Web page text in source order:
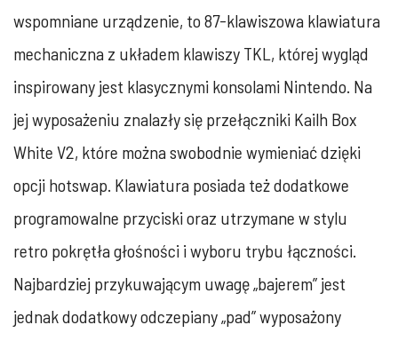
wspomniane urządzenie, to 87-klawiszowa klawiatura
mechaniczna z układem klawiszy TKL, której wygląd
inspirowany jest klasycznymi konsolami Nintendo. Na
jej wyposażeniu znalazły się przełączniki Kailh Box
White V2, które można swobodnie wymieniać dzięki
opcji hotswap. Klawiatura posiada też dodatkowe
programowalne przyciski oraz utrzymane w stylu
retro pokrętła głośności i wyboru trybu łączności.
Najbardziej przykuwającym uwagę „bajerem” jest
jednak dodatkowy odczepiany „pad” wyposażony